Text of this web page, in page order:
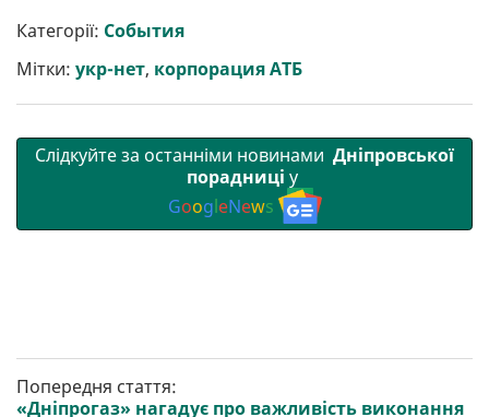
р
и
и
b
o
k
t
e
l
m p
Категорії: События
Мітки: укр-нет, корпорация АТБ
Слідкуйте за останніми новинами Дніпровської
порадниці у
GoogleNews
Попередня стаття:
«Дніпрогаз» нагадує про важливість виконання